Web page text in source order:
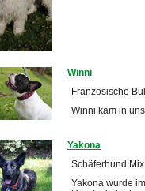
Winni
Französische
Winni kam in
Yakona
Schäferhund
Yakona wurde